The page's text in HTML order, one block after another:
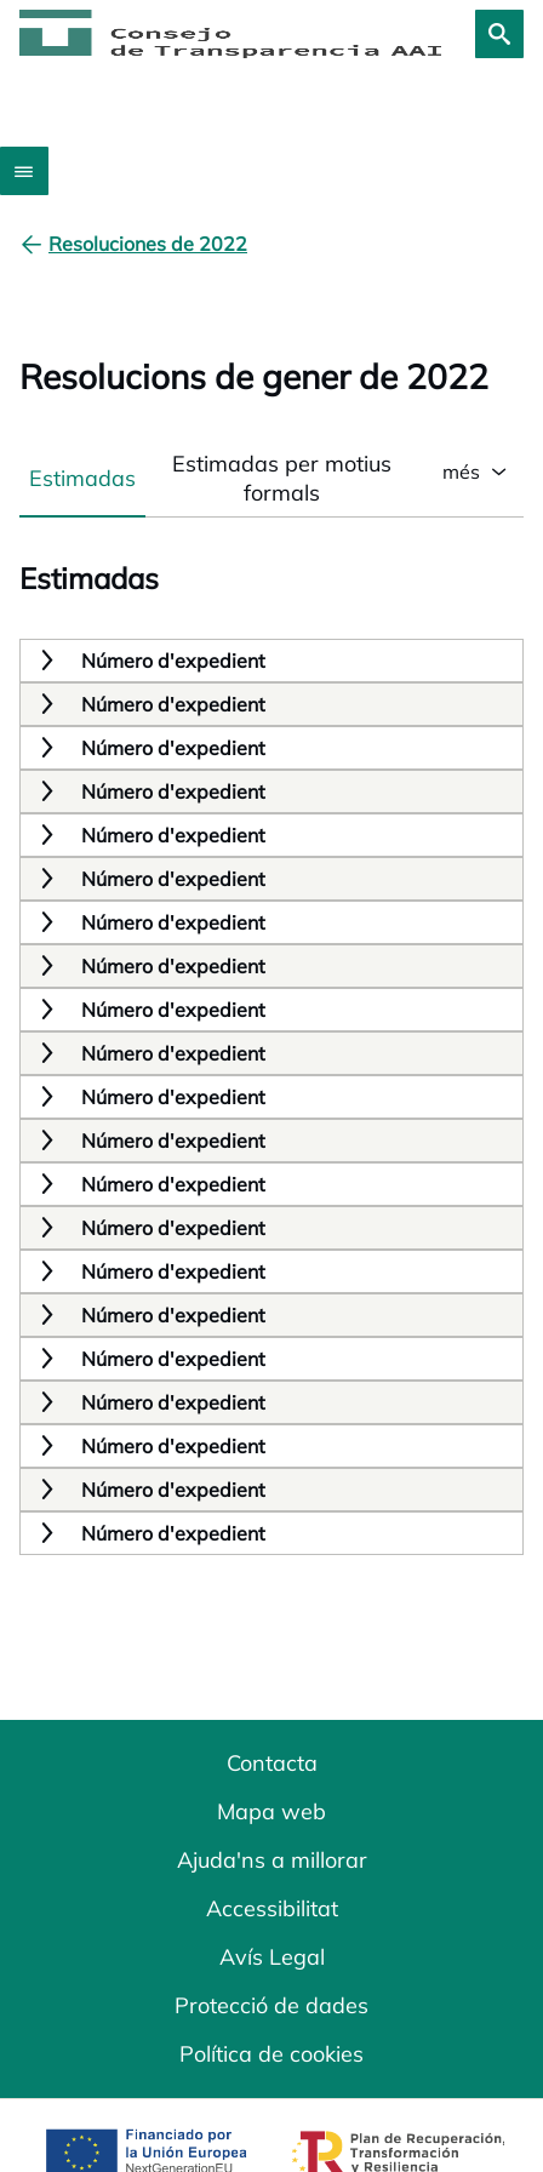
Resoluciones de 2022
Resolucions de gener de 2022
Estimadas
Estimadas per motius
formals
més
Estimadas
Número d'expedient
Número d'expedient
Número d'expedient
Número d'expedient
Número d'expedient
Número d'expedient
Número d'expedient
Número d'expedient
Número d'expedient
Número d'expedient
Número d'expedient
Número d'expedient
Número d'expedient
Número d'expedient
Número d'expedient
Número d'expedient
Número d'expedient
Número d'expedient
Número d'expedient
Número d'expedient
Número d'expedient
Contacta
Mapa web
Ajuda'ns a millorar
Accessibilitat
Avís Legal
Protecció de dades
Política de cookies
opens in a new tab opens in a new